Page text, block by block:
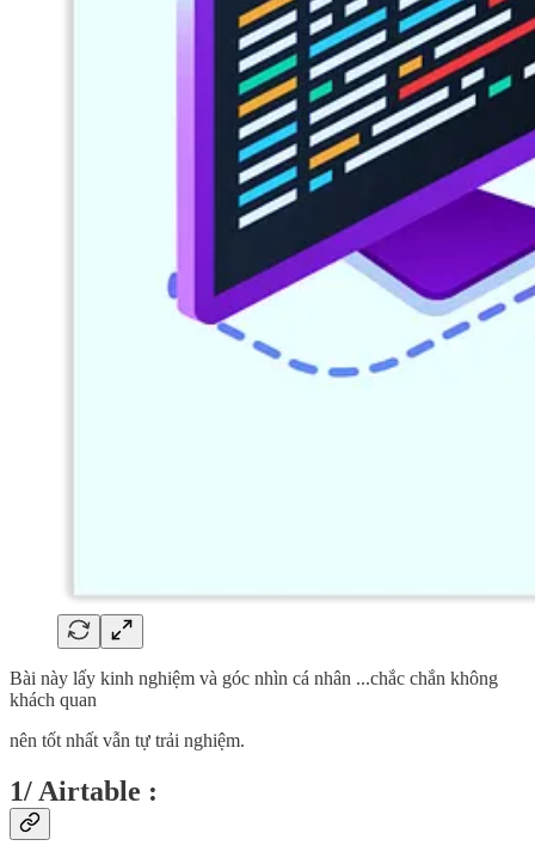
Bài này lấy kinh nghiệm và góc nhìn cá nhân ...chắc chắn không
khách quan
nên tốt nhất vẫn tự trải nghiệm.
1/ Airtable :